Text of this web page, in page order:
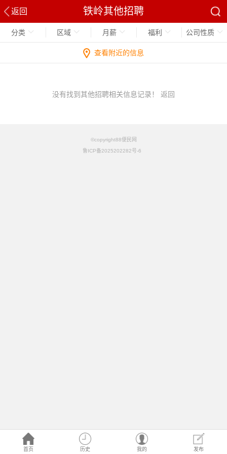
返回 铁岭其他招聘
首页 历史 我的 发布
分类 区域 月薪 福利 公司性质
查看附近的信息
没有找到其他招聘相关信息记录！ 返回
©copyright88便民网
鲁ICP备2025202282号-6